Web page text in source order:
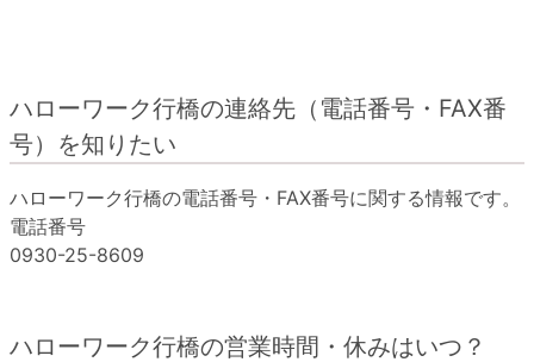
ハローワーク行橋の連絡先（電話番号・FAX番
号）を知りたい
ハローワーク行橋の電話番号・FAX番号に関する情報です。
電話番号
0930-25-8609
ハローワーク行橋の営業時間・休みはいつ？